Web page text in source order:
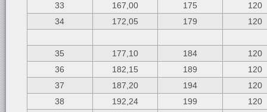
33
167,00 175
120
34
172,05 179 120
35 177,10 184
120
36
182,15 189
120
37
187,20 194
120
38
192,24 199
120